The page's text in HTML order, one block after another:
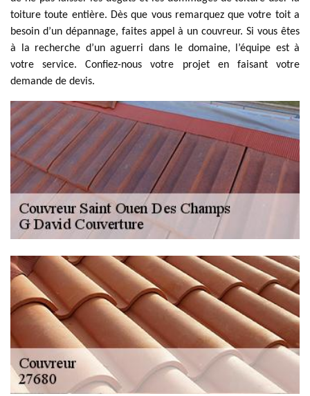
toiture toute entière. Dès que vous remarquez que votre toit a
besoin d’un dépannage, faites appel à un couvreur. Si vous êtes
à la recherche d’un aguerri dans le domaine, l’équipe est à
votre service. Confiez-nous votre projet en faisant votre
demande de devis.